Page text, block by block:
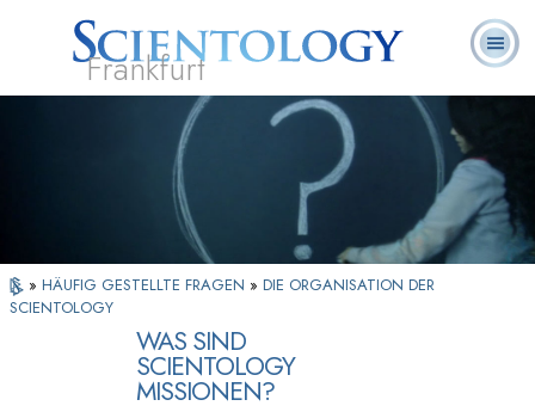
Frankfurt
Scientology?
Ehrenamtliche
Geistliche
Häufig gestellte
Fragen
» HÄUFIG GESTELLTE FRAGEN » DIE ORGANISATION DER
SCIENTOLOGY
WAS SIND
SCIENTOLOGY
MISSIONEN?